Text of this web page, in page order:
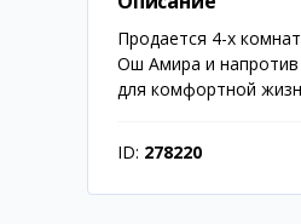
Продается 4-х
Ош Амира и напротив
для комфортной
ID: 278220